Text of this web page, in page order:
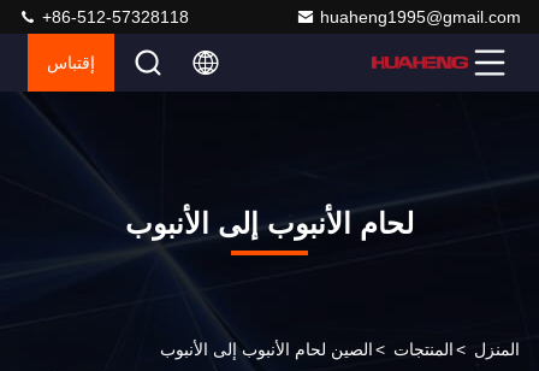
huaheng1995@gmail.com
+86-512-57328118
إقتباس
لحام الأنبوب إلى الأنبوب
المنزل >المنتجات >الصين لحام الأنبوب إلى الأنبوب